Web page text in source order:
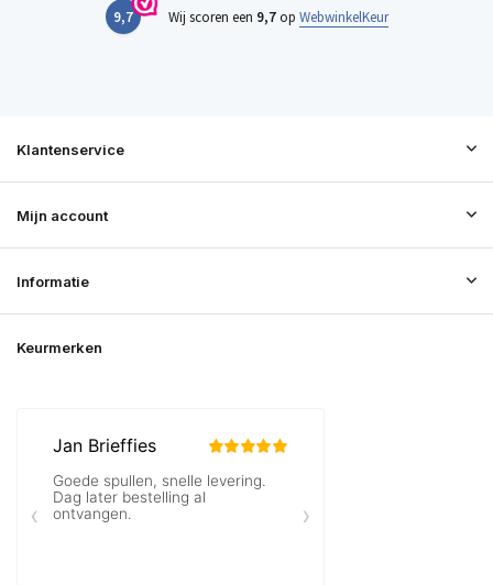
9,7 Wij scoren een 9,7op WebwinkelKeur
Klantenservice
Mijn account
Informatie
Keurmerken